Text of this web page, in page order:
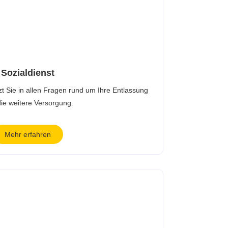
Sozialdienst
Sie in allen Fragen rund um Ihre Entlassung
weitere Versorgung.
Mehr erfahren